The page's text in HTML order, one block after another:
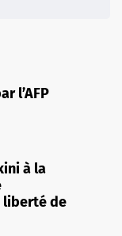
l’AFP
à la
liberté de